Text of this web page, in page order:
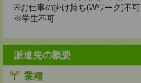
※お仕事の掛け持ち(Wワーク)不可
※学生不可
派遣先の概要
業種